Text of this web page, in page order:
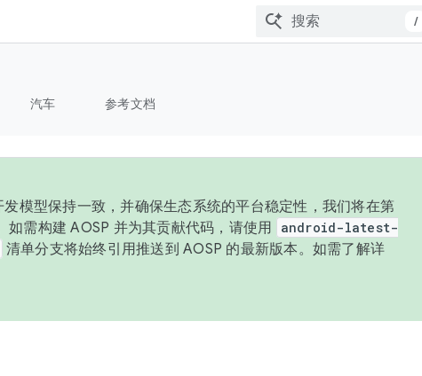
/
汽车 参考文档
模型保持一致，并确保生态系统的平台稳定性，我们将在第
需构建 AOSP 并为其贡献代码，请使用
android-latest-
清单分支将始终引用推送到 AOSP 的最新版本。如需了解详